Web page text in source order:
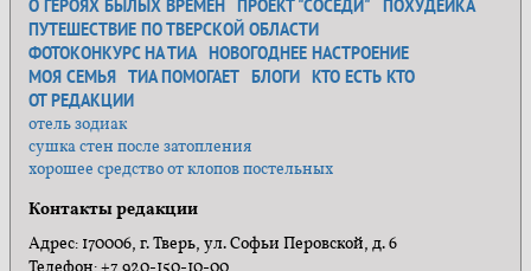
О ГЕРОЯХ БЫЛЫХ ВРЕМЕН ПРОЕКТ "СОСЕДИ"
ПОХУДЕЙКА
ПУТЕШЕСТВИЕ ПО ТВЕРСКОЙ ОБЛАСТИ
ФОТОКОНКУРС НА ТИА НОВОГОДНЕЕ НАСТРОЕНИЕ
МОЯ СЕМЬЯ ТИА ПОМОГАЕТ БЛОГИ КТО ЕСТЬ КТО
ОТ РЕДАКЦИИ
отель зодиак
сушка стен после затопления
хорошее средство от клопов постельных
Контакты редакции
Адрес: 170006, г. Тверь, ул. Софьи Перовской, д. 6